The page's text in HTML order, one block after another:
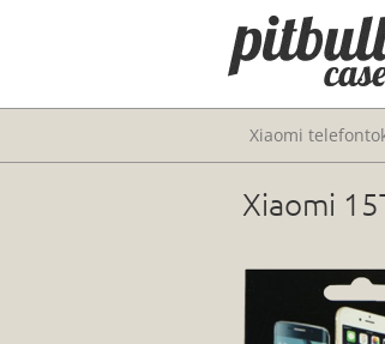
Xiaomi
Xiaomi